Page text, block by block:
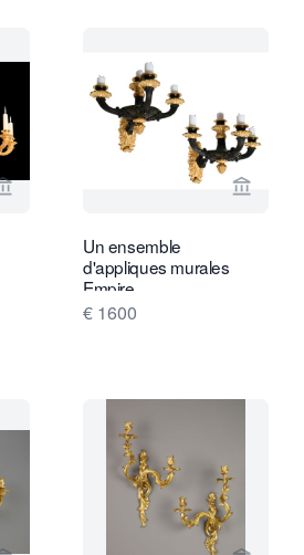
Voir la page vendeur de LimburgVoir la
Un ensemble
d'appliques murales
Empire
€ 1600